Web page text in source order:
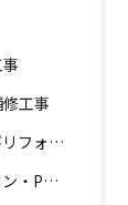
工事
ム工事
ング工事